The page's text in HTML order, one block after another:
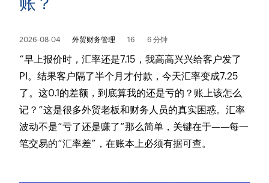
2026-08-04 外贸财务管理 16 6 分钟
“早上报价时，汇率还是7.15，我高高兴兴给客户发了
PI。结果客户隔了半个月才付款，今天汇率变成7.25
了。这0.1的差额，到底算我的还是亏的？账上该怎么
记？”这是很多外贸老板和财务人员的真实困惑。汇率
波动不是“亏了还是赚了”那么简单，关键在于——每一
笔交易的“汇率差”，在账本上必须有据可查。